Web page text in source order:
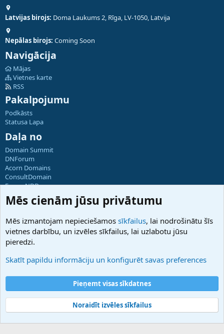
Latvijas birojs: Doma Laukums 2, Rīga, LV-1050, Latvija
Nepālas birojs: Coming Soon
Navigācija
Mājas
Vietnes karte
RSS
Pakalpojumu
Podkāsts
Statusa Lapa
Daļa no
Domain Summit
DNForum
Acorn Domains
ConsultDomain
ForumNDD
Domainforum.ro
27.be
Hostmaria
Atbalsts
Palīdzība
Noteikumi un nosacījumi
Privātuma politika
Community platform by XenForo® © 2010-2025 XenForo Ltd.
Mēs cienām jūsu privātumu
Mēs izmantojam nepieciešamos sīkfailus, lai nodrošinātu šīs
vietnes darbību, un izvēles sīkfailus, lai uzlabotu jūsu
pieredzi.
Skatīt papildu informāciju un konfigurēt savas preferences
Pieņemt visas sīkdatnes
Noraidīt izvēles sīkfailus